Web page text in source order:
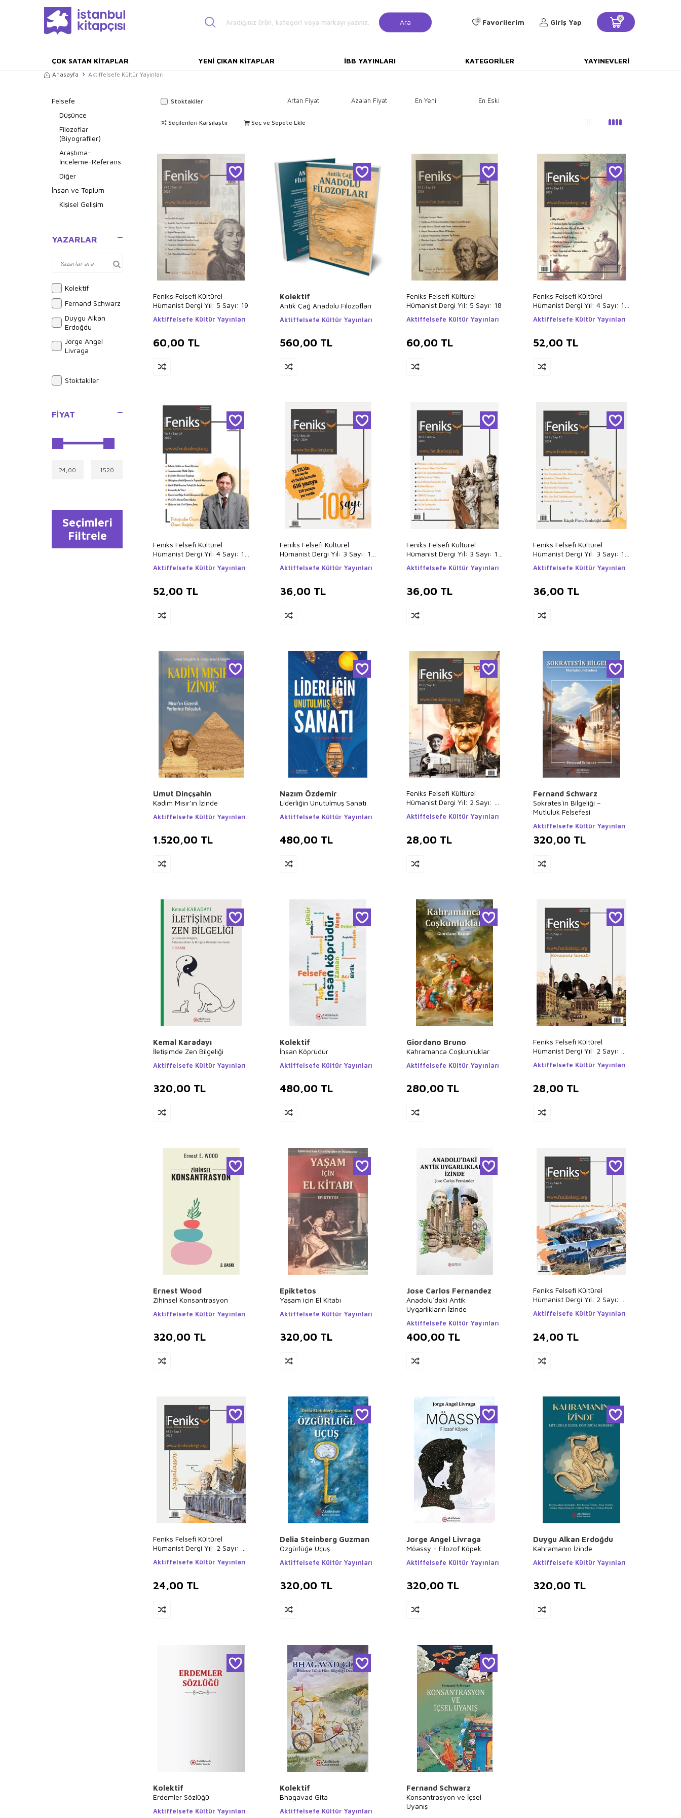
Ara 0 Favorilerim Giriş Yap 0
ÇOK SATAN KITAPLAR YENI ÇIKAN KITAPLAR İBB YAYINLARI KATEGORILER YAYINEVLERI
Anasayfa Aktiffelsefe Kültür Yayınları
Felsefe
Düşünce
Filozoflar
(Biyografiler)
Araştıma-
İnceleme-Referans
Diğer
İnsan ve Toplum
Kişisel Gelişim
Tarih
İnceleme
Gezi ve Rehber
Kitapları
Ülke Rehberleri
YAZARLAR
Kolektif
Fernand Schwarz
Duygu Alkan
Erdoğdu
Jorge Angel
Livraga
Epiktetos
Giordano Bruno
Nazım Özdemir
Stoktakiler
FIYAT
Seçimleri
Filtrele
Stoktakiler Artan Fiyat Azalan Fiyat En Yeni En Eski
Seçilenleri Karşılaştır Seç ve Sepete Ekle
Feniks Felsefi Kültürel
Hümanist Dergi Yıl: 5 Sayı: 19
Aktiffelsefe Kültür Yayınları
60,00 TL
Kolektif
Antik Çağ Anadolu Filozofları
Aktiffelsefe Kültür Yayınları
560,00 TL
Feniks Felsefi Kültürel
Hümanist Dergi Yıl: 5 Sayı: 18
Aktiffelsefe Kültür Yayınları
60,00 TL
Feniks Felsefi Kültürel
Hümanist Dergi Yıl: 4 Sayı: 13
Aktiffelsefe Kültür Yayınları
52,00 TL
Feniks Felsefi Kültürel
Hümanist Dergi Yıl: 4 Sayı: 14
Aktiffelsefe Kültür Yayınları
52,00 TL
Feniks Felsefi Kültürel
Hümanist Dergi Yıl: 3 Sayı: 10
Aktiffelsefe Kültür Yayınları
36,00 TL
Feniks Felsefi Kültürel
Hümanist Dergi Yıl: 3 Sayı: 12
Aktiffelsefe Kültür Yayınları
36,00 TL
Feniks Felsefi Kültürel
Hümanist Dergi Yıl: 3 Sayı: 11
Aktiffelsefe Kültür Yayınları
36,00 TL
Umut Dinçşahin
Kadim Mısır’ın İzinde
Aktiffelsefe Kültür Yayınları
1.520,00 TL
Nazım Özdemir
Liderliğin Unutulmuş Sanatı
Aktiffelsefe Kültür Yayınları
480,00 TL
Feniks Felsefi Kültürel
Hümanist Dergi Yıl: 2 Sayı: 8
Aktiffelsefe Kültür Yayınları
28,00 TL
Fernand Schwarz
Sokrates`in Bilgeliği –
Mutluluk Felsefesi
Aktiffelsefe Kültür Yayınları
320,00 TL
Kemal Karadayı
İletişimde Zen Bilgeliği
Aktiffelsefe Kültür Yayınları
320,00 TL
Kolektif
İnsan Köprüdür
Aktiffelsefe Kültür Yayınları
480,00 TL
Giordano Bruno
Kahramanca Coşkunluklar
Aktiffelsefe Kültür Yayınları
280,00 TL
Feniks Felsefi Kültürel
Hümanist Dergi Yıl: 2 Sayı: 7
Aktiffelsefe Kültür Yayınları
28,00 TL
Ernest Wood
Zihinsel Konsantrasyon
Aktiffelsefe Kültür Yayınları
320,00 TL
Epiktetos
Yaşam için El Kitabı
Aktiffelsefe Kültür Yayınları
320,00 TL
Jose Carlos Fernandez
Anadolu`daki Antik
Uygarlıkların İzinde
Aktiffelsefe Kültür Yayınları
400,00 TL
Feniks Felsefi Kültürel
Hümanist Dergi Yıl: 2 Sayı: 6
Aktiffelsefe Kültür Yayınları
24,00 TL
Feniks Felsefi Kültürel
Hümanist Dergi Yıl: 2 Sayı: 5
Aktiffelsefe Kültür Yayınları
24,00 TL
Delia Steinberg Guzman
Özgürlüğe Uçuş
Aktiffelsefe Kültür Yayınları
320,00 TL
Jorge Angel Livraga
Möassy - Filozof Köpek
Aktiffelsefe Kültür Yayınları
320,00 TL
Duygu Alkan Erdoğdu
Kahramanın İzinde
Aktiffelsefe Kültür Yayınları
320,00 TL
Kolektif
Erdemler Sözlüğü
Aktiffelsefe Kültür Yayınları
Kolektif
Bhagavad Gita
Aktiffelsefe Kültür Yayınları
Fernand Schwarz
Konsantrasyon ve İçsel
Uyanış